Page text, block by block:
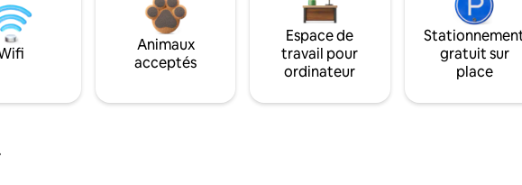
Animaux
acceptés
Espace de
travail pour
ordinateur
gratuit sur
place